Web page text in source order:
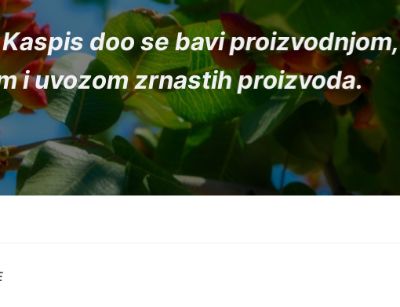
doo se bavi proizvodnjom,
i uvozom zrnastih proizvoda.